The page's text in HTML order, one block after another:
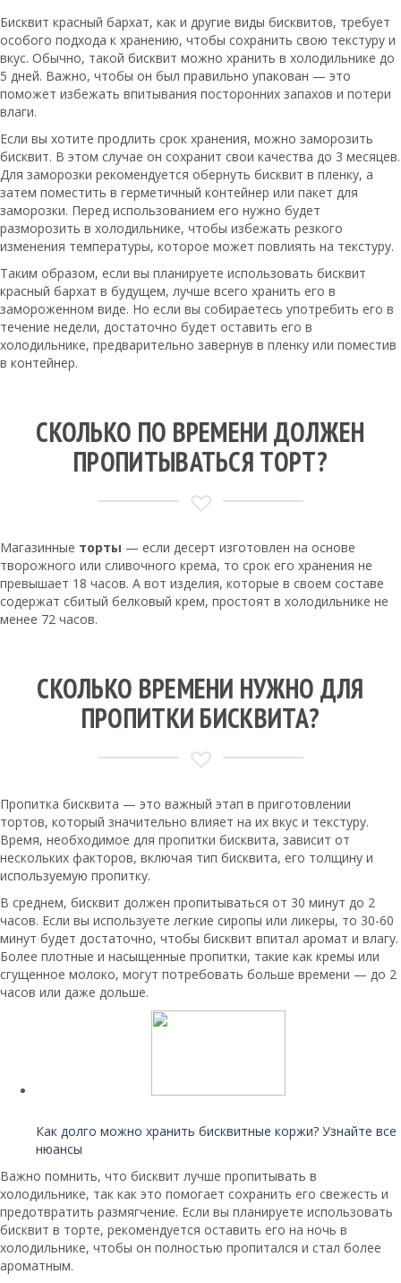
Бисквит красный бархат, как и другие виды бисквитов, требует
особого подхода к хранению, чтобы сохранить свою текстуру и
вкус. Обычно, такой бисквит можно хранить в холодильнике до
5 дней. Важно, чтобы он был правильно упакован — это
поможет избежать впитывания посторонних запахов и потери
влаги.
Если вы хотите продлить срок хранения, можно заморозить
бисквит. В этом случае он сохранит свои качества до 3 месяцев.
Для заморозки рекомендуется обернуть бисквит в пленку, а
затем поместить в герметичный контейнер или пакет для
заморозки. Перед использованием его нужно будет
разморозить в холодильнике, чтобы избежать резкого
изменения температуры, которое может повлиять на текстуру.
Таким образом, если вы планируете использовать бисквит
красный бархат в будущем, лучше всего хранить его в
замороженном виде. Но если вы собираетесь употребить его в
течение недели, достаточно будет оставить его в
холодильнике, предварительно завернув в пленку или поместив
в контейнер.
СКОЛЬКО ПО ВРЕМЕНИ ДОЛЖЕН
ПРОПИТЫВАТЬСЯ ТОРТ?
Магазинные торты — если десерт изготовлен на основе
творожного или сливочного крема, то срок его хранения не
превышает 18 часов. А вот изделия, которые в своем составе
содержат сбитый белковый крем, простоят в холодильнике не
менее 72 часов.
СКОЛЬКО ВРЕМЕНИ НУЖНО ДЛЯ
ПРОПИТКИ БИСКВИТА?
Пропитка бисквита — это важный этап в приготовлении
тортов, который значительно влияет на их вкус и текстуру.
Время, необходимое для пропитки бисквита, зависит от
нескольких факторов, включая тип бисквита, его толщину и
используемую пропитку.
В среднем, бисквит должен пропитываться от 30 минут до 2
часов. Если вы используете легкие сиропы или ликеры, то 30-60
минут будет достаточно, чтобы бисквит впитал аромат и влагу.
Более плотные и насыщенные пропитки, такие как кремы или
сгущенное молоко, могут потребовать больше времени — до 2
часов или даже дольше.
Как долго можно хранить бисквитные коржи? Узнайте все
нюансы
Важно помнить, что бисквит лучше пропитывать в
холодильнике, так как это помогает сохранить его свежесть и
предотвратить размягчение. Если вы планируете использовать
бисквит в торте, рекомендуется оставить его на ночь в
холодильнике, чтобы он полностью пропитался и стал более
ароматным.